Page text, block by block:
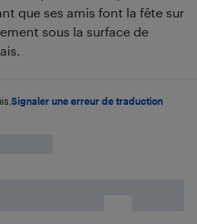
que ses amis font la fête sur
sous la surface de
Signaler une erreur de traduction